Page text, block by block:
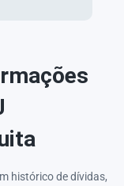
histórico de dívidas,